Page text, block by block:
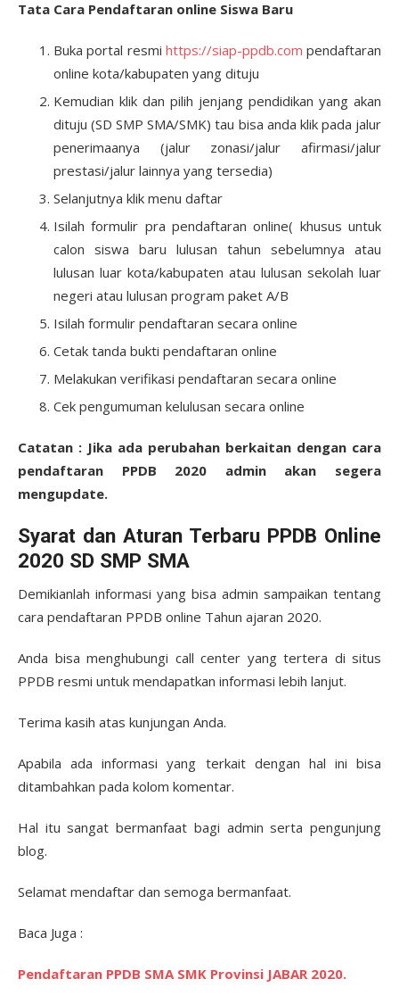
Tata Cara Pendaftaran online Siswa Baru
Buka portal resmi https://siap-ppdb.com pendaftaran
online kota/kabupaten yang dituju
Kemudian klik dan pilih jenjang pendidikan yang akan
dituju (SD SMP SMA/SMK) tau bisa anda klik pada jalur
penerimaanya (jalur zonasi/jalur afirmasi/jalur
prestasi/jalur lainnya yang tersedia)
Selanjutnya klik menu daftar
Isilah formulir pra pendaftaran online( khusus untuk
calon siswa baru lulusan tahun sebelumnya atau
lulusan luar kota/kabupaten atau lulusan sekolah luar
negeri atau lulusan program paket A/B
Isilah formulir pendaftaran secara online
Cetak tanda bukti pendaftaran online
Melakukan verifikasi pendaftaran secara online
Cek pengumuman kelulusan secara online
Catatan : Jika ada perubahan berkaitan dengan cara
pendaftaran PPDB 2020 admin akan segera
mengupdate.
Syarat dan Aturan Terbaru PPDB Online
2020 SD SMP SMA
Demikianlah informasi yang bisa admin sampaikan tentang
cara pendaftaran PPDB online Tahun ajaran 2020.
Anda bisa menghubungi call center yang tertera di situs
PPDB resmi untuk mendapatkan informasi lebih lanjut.
Terima kasih atas kunjungan Anda.
Apabila ada informasi yang terkait dengan hal ini bisa
ditambahkan pada kolom komentar.
Hal itu sangat bermanfaat bagi admin serta pengunjung
blog.
Selamat mendaftar dan semoga bermanfaat.
Baca Juga :
Pendaftaran PPDB SMA SMK Provinsi JABAR 2020.